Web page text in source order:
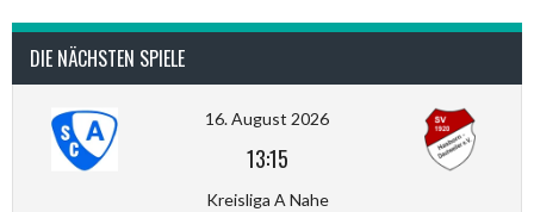
DIE NÄCHSTEN SPIELE
16. August 2026
13:15
Kreisliga A Nahe